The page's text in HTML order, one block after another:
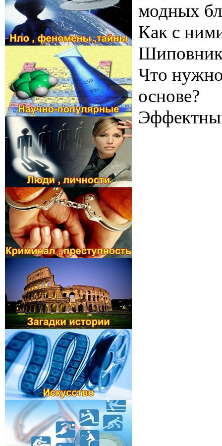
модных
Как с
Что нужно
основе?